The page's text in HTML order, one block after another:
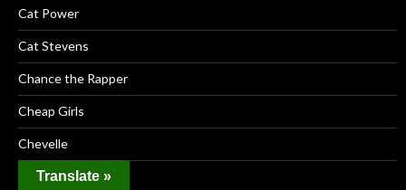
Cat Power
Cat Stevens
Chance the Rapper
Cheap Girls
Chevelle
Chris Cornell
Translate »